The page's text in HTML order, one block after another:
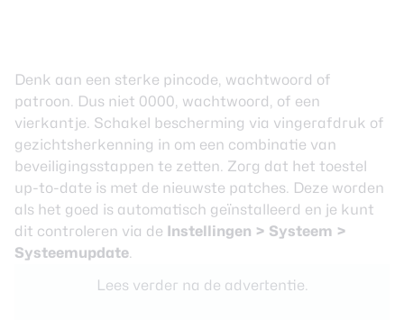
Denk aan een sterke pincode, wachtwoord of
patroon. Dus niet 0000, wachtwoord, of een
vierkantje. Schakel bescherming via vingerafdruk of
gezichtsherkenning in om een combinatie van
beveiligingsstappen te zetten. Zorg dat het toestel
up-to-date is met de nieuwste patches. Deze worden
als het goed is automatisch geïnstalleerd en je kunt
dit controleren via de Instellingen > Systeem >
Systeemupdate.
Lees verder na de advertentie.